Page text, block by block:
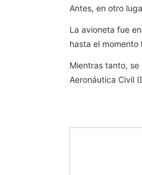
Antes, en otro
La avioneta fue
hasta el
Mientras tanto,
Aeronáutica Civil